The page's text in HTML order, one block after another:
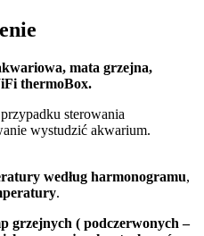
mata grzejna,
thermoBox.
sterowania
wystudzić akwarium.
według harmonogramu,
.
grzejnych ( podczerwonych –